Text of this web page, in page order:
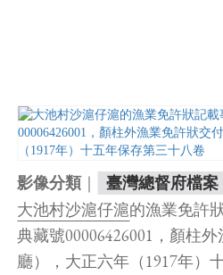
影像分類｜ 臺灣總督府檔案
大池村沙滬仔滬的漁業免許
典藏號00006426001，顏柱
廳），大正六年（1917年）